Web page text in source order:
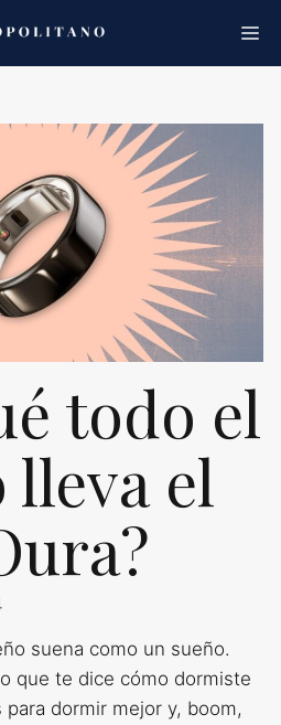
todo el
el
suena como un sueño.
que te dice cómo dormiste
dormir mejor y, boom,